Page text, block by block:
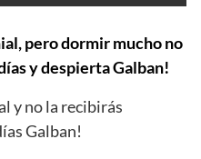
pero dormir mucho no
y despierta Galban!
y no la recibirás
Galban!